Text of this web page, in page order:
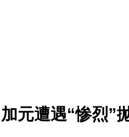
加元遭遇“惨烈”